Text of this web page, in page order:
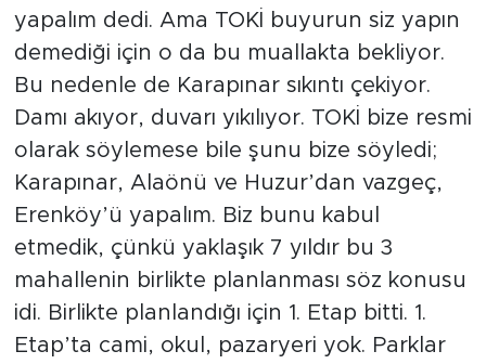
yapalım dedi. Ama TOKİ buyurun siz yapın
demediği için o da bu muallakta bekliyor.
Bu nedenle de Karapınar sıkıntı çekiyor.
Damı akıyor, duvarı yıkılıyor. TOKİ bize resmi
olarak söylemese bile şunu bize söyledi;
Karapınar, Alaönü ve Huzur’dan vazgeç,
Erenköy’ü yapalım. Biz bunu kabul
etmedik, çünkü yaklaşık 7 yıldır bu 3
mahallenin birlikte planlanması söz konusu
idi. Birlikte planlandığı için 1. Etap bitti. 1.
Etap’ta cami, okul, pazaryeri yok. Parklar